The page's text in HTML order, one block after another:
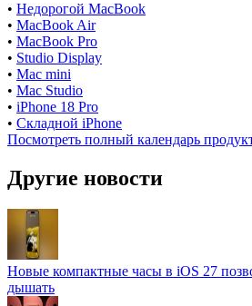
• Недорогой MacBook
• MacBook Air
• MacBook Pro
• Studio Display
• Mac mini
• Mac Studio
• iPhone 18 Pro
• Складной iPhone
Посмотреть полный календарь
Другие новости
Новые компактные часы в iOS 27
дышать